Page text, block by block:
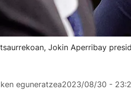
Jokin Aperribay
eguneratzea2023/08/30 -